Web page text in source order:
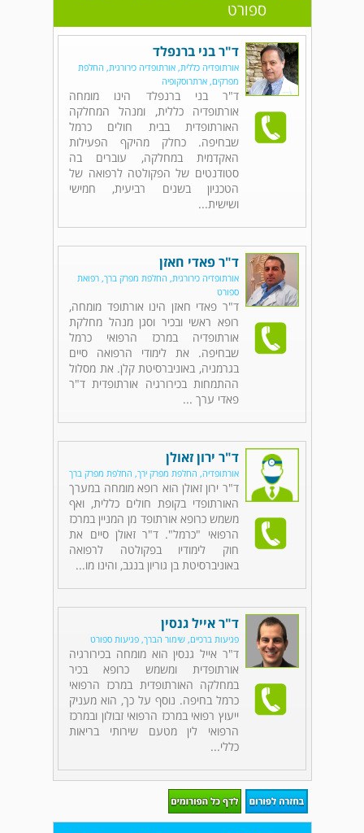
ספורט
ד"ר בני ברנפלד
אורתופדיה כללית, אורתופדיה כירורגית, החלפת
מפרקים, ארתרוסקופיה
ד"ר בני ברנפלד הינו מומחה
אורתופדיה כללית, ומנהל המחלקה
האורתופדית בבית חולים כרמל
שבחיפה. כחלק מהיקף הפעילות
האקדמית במחלקה, עוברים בה
סטודנטים של הפקולטה לרפואה של
הטכניון בשנים רביעית, חמישי
ושישית...
ד"ר פאדי חאזן
אורתופדיה כירורגית, החלפת מפרק ברך, רפואת
ספורט
ד"ר פאדי חאזן הינו אורתופד מומחה,
רופא ראשי ובכיר וסגן מנהל מחלקת
אורתופדיה במרכז הרפואי כרמל
שבחיפה. את לימודי הרפואה סיים
בגרמניה, באוניברסיטת קלן. את מסלול
ההתמחות בכירורגיה אורתופדית ד"ר
פאדי ערך ...
ד"ר ירון זאולן
אורתופדיה, החלפת מפרק ירך, החלפת מפרק ברך
ד"ר ירון זאולן הוא רופא מומחה במערך
האורתופדי בקופת חולים כללית, ואף
משמש כרופא אורתופד מן המניין במרכז
הרפואי "כרמל". ד"ר זאולן סיים את
חוק לימודיו בפקולטה לרפואה
באוניברסיטת בן גוריון בנגב, והינו מו...
ד"ר אייל גנסין
פגיעות ברכיים, שימור הברך, פגיעות ספורט
ד"ר אייל גנסין הוא מומחה בכירורגיה
אורתופדית ומשמש כרופא בכיר
במחלקה האורתופדית במרכז הרפואי
כרמל בחיפה. נוסף על כך, הוא מעניק
ייעוץ רפואי במרכז הרפואי זבולון ובמרכז
הרפואי לין מטעם שירותי בריאות
כללי...